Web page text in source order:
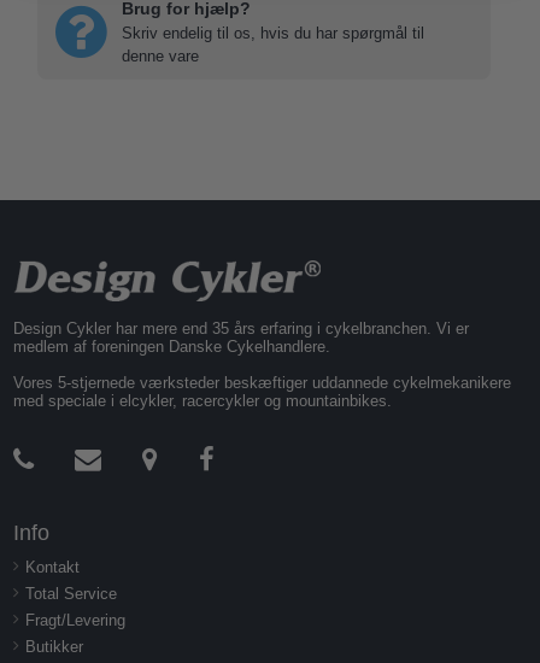
Brug for hjælp?
Skriv endelig til os, hvis du har spørgmål til
denne vare
Design Cykler har mere end 35 års erfaring i cykelbranchen. Vi er
medlem af foreningen Danske Cykelhandlere.
Vores 5-stjernede værksteder beskæftiger uddannede cykelmekanikere
med speciale i elcykler, racercykler og mountainbikes.
Info
Kontakt
Total Service
Fragt/Levering
Butikker